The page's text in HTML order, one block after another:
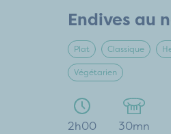
Endives au
Plat Classique
Végétarien
2h00 30mn